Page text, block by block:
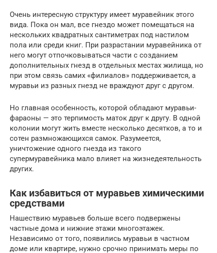
Очень интересную структуру имеет муравейник этого
вида. Пока он мал, все гнездо может помещаться на
нескольких квадратных сантиметрах под настилом
пола или среди книг. При разрастании муравейника от
него могут отпочковываться части с созданием
дополнительных гнезд в отдельных местах жилища, но
при этом связь самих «филиалов» поддерживается, а
муравьи из разных гнезд не враждуют друг с другом.
Но главная особенность, которой обладают муравьи-
фараоны — это терпимость маток друг к другу. В одной
колонии могут жить вместе несколько десятков, а то и
сотен размножающихся самок. Разумеется,
уничтожение одного гнезда из такого
супермуравейника мало влияет на жизнедеятельность
других.
Как избавиться от муравьев химическими
средствами
Нашествию муравьев больше всего подвержены
частные дома и нижние этажи многоэтажек.
Независимо от того, появились муравьи в частном
доме или квартире, нужно срочно принимать меры по